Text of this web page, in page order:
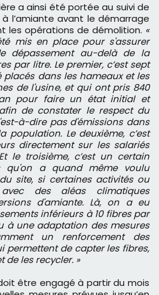
a ainsi été portée au suivi de
l’amiante avant le démarrage
les opérations de démolition. «
mis en place pour s'assurer
dépassement au-delà de la
par litre. Le premier, c’est sept
dans les hameaux et les
de l'usine, et qui ont pris 840
pour faire un état initial et
de constater le respect du
à-dire pas d'émissions dans
population. Le deuxième, c’est
directement sur les salariés
le troisième, c’est un certain
qu'on a quand même voulu
site, si certaines activités ou
des aléas climatiques
d'amiante. Là, on a eu
inférieurs à 10 fibres par
à une adaptation des mesures
un renforcement des
permettent de capter les fibres,
de les recycler. »
être engagé à partir du mois